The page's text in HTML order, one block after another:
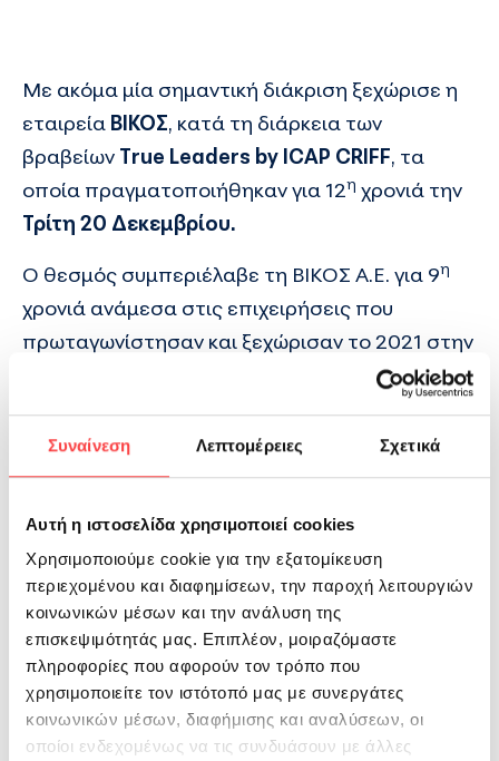
Συναίνεση Λεπτομέρειες Σχετικά
Αυτή η ιστοσελίδα χρησιμοποιεί cookies
Χρησιμοποιούμε cookie για την εξατομίκευση
περιεχομένου και διαφημίσεων, την παροχή λειτουργιών
κοινωνικών μέσων και την ανάλυση της
επισκεψιμότητάς μας. Επιπλέον, μοιραζόμαστε
πληροφορίες που αφορούν τον τρόπο που
χρησιμοποιείτε τον ιστότοπό μας με συνεργάτες
κοινωνικών μέσων, διαφήμισης και αναλύσεων, οι
οποίοι ενδεχομένως να τις συνδυάσουν με άλλες
Με ακόμα μία σημαντική διάκριση ξεχώρισε η
εταιρεία ΒΙΚΟΣ, κατά τη διάρκεια των
βραβείων True Leaders by ICAP CRIFF, τα
οποία πραγματοποιήθηκαν για 12η χρονιά την
Τρίτη 20 Δεκεμβρίου.
Ο θεσμός συμπεριέλαβε τη ΒΙΚΟΣ Α.Ε. για 9η
χρονιά ανάμεσα στις επιχειρήσεις που
πρωταγωνίστησαν και ξεχώρισαν το 2021 στην
ελληνική αγορά, τόσο για τα ηγετικά τους
κλάδο τους.
Συμπεριλαμβάνεται
στις
κερδοφόρες
εταιρείες
2021
Έχει
το
προσωπικό
,
κερδίζοντας
μια θέση
ανάμεσα